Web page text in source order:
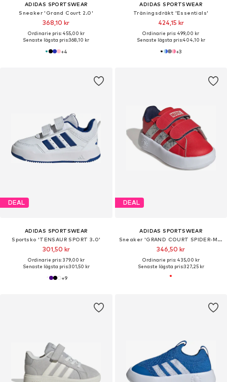
ADIDAS SPORTSWEAR
Sneaker 'Grand Court 2.0'
368,10 kr
Ordinarie pris: 455,00 kr
Senaste lägsta pris:368,10 kr
+4
ADIDAS SPORTSWEAR
Träningsdräkt 'Essentials'
424,15 kr
Ordinarie pris: 499,00 kr
Senaste lägsta pris:404,10 kr
+3
DEAL
ADIDAS SPORTSWEAR
Sportsko 'TENSAUR SPORT 3.0'
301,50 kr
Ordinarie pris: 379,00 kr
Senaste lägsta pris:301,50 kr
+9
DEAL
ADIDAS SPORTSWEAR
Sneaker 'GRAND COURT SPIDER-MAN'
346,50 kr
Ordinarie pris: 435,00 kr
Senaste lägsta pris:327,25 kr